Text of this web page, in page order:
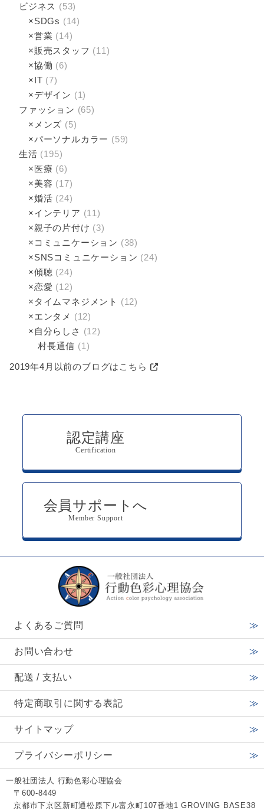
ビジネス (53)
×SDGs (14)
×営業 (14)
×販売スタッフ (11)
×協働 (6)
×IT (7)
×デザイン (1)
ファッション (65)
×メンズ (5)
×パーソナルカラー (59)
生活 (195)
×医療 (6)
×美容 (17)
×婚活 (24)
×インテリア (11)
×親子の片付け (3)
×コミュニケーション (38)
×SNSコミュニケーション (24)
×傾聴­ (24)
×恋愛 (12)
×タイムマネジメント (12)
×エンタメ (12)
×自分らしさ (12)
村長通信 (1)
2019年4月以前のブログはこちら
認定講座
Certification
会員サポートへ
Member Support
よくあるご質問
お問い合わせ
配送 / 支払い
特定商取引に関する表記
サイトマップ
プライバシーポリシー
一般社団法人 行動色彩心理協会
〒600-8449
京都市下京区新町通松原下ル富永町107番地1 GROVING BASE38